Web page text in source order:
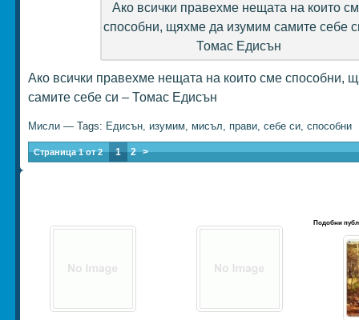
Ако всички правехме нещата на които
способни, щяхме да изумим самите себе
Томас Едисън
Ако всички правехме нещата на които сме способни,
самите себе си – Томас Едисън
Мисли— Tags: Едисън, изумим, мисъл, прави, себе си, способни
Страница 1 от 2 1 2 >
Подобни